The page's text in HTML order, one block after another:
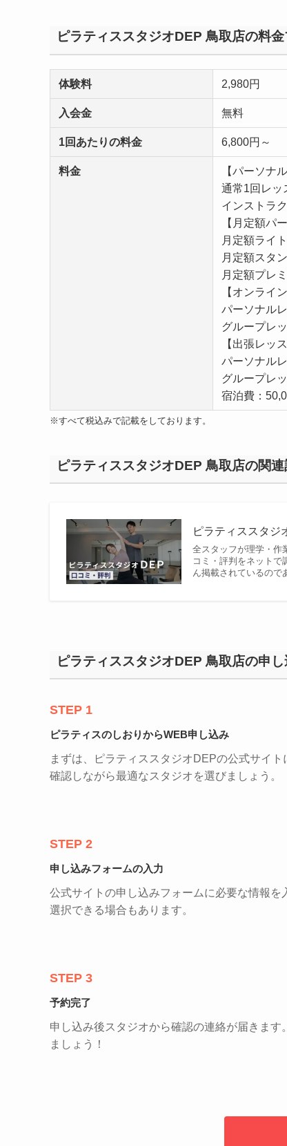
ピラティススタジオDEP 鳥取店の料
体験料 2,980円
入会金 無料
1回あたりの料金 6,800円～
料金
【パーソナ
通常1回レッ
インストラ
【月定額パ
月定額ライ
月定額スタ
月定額プレ
【オンライ
パーソナル
グループレ
【出張レッス
パーソナル
グループレ
宿泊費：
※すべて税込みで記載をしております。
ピラティススタジオDEP 鳥取店の関
ピラティススタジ
全スタッフが理学・作
コミ・評判をネットで
ん掲載されているの
ピラティススタジオDEP 鳥取店の申
STEP 1
ピラティスのしおりからWEB申し込み
まずは、ピラティススタジオDEPの公式サイ
確認しながら最適なスタジオを選びましょう。
STEP 2
申し込みフォームの入力
公式サイトの申し込みフォームに必要な情報
選択できる場合もあります。
STEP 3
予約完了
申し込み後スタジオから確認の連絡が届きま
ましょう！